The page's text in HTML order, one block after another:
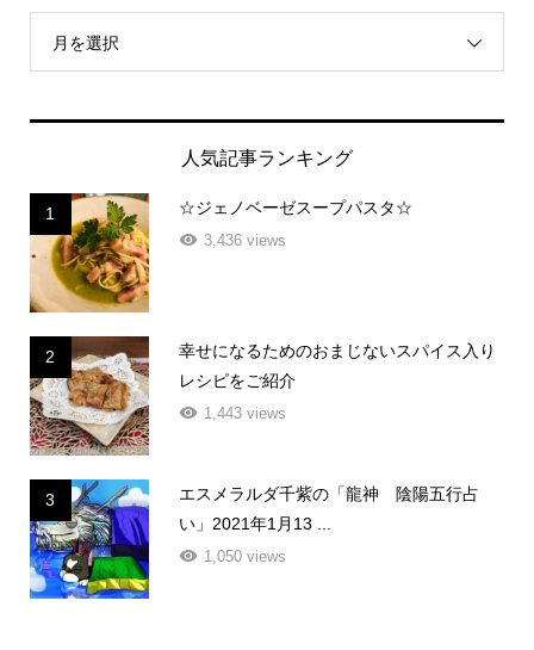
月を選択
人気記事ランキング
1 ☆ジェノベーゼスープパスタ☆
3,436 views
2
幸せになるためのおまじないスパイス入り
レシピをご紹介
1,443 views
3
エスメラルダ千紫の「龍神 陰陽五行占
い」2021年1月13 ...
1,050 views